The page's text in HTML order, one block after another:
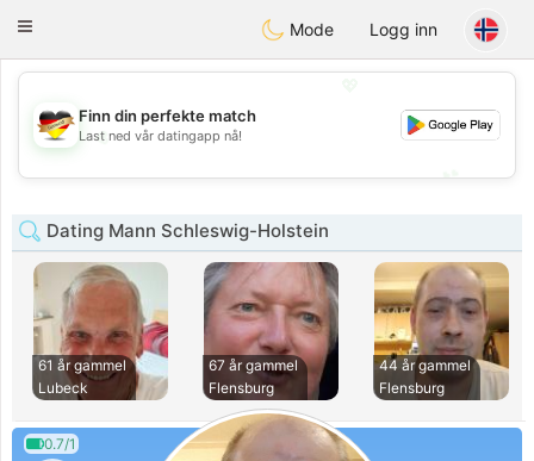
Deutsch Dating
Toggle
Mode Logg inn
💖
💕
Finn din perfekte match
Last ned vår datingapp nå!
Dating Mann Schleswig-Holstein
61 år gammel
Lubeck
67 år gammel
Flensburg
44 år gammel
Flensburg
0.7/1